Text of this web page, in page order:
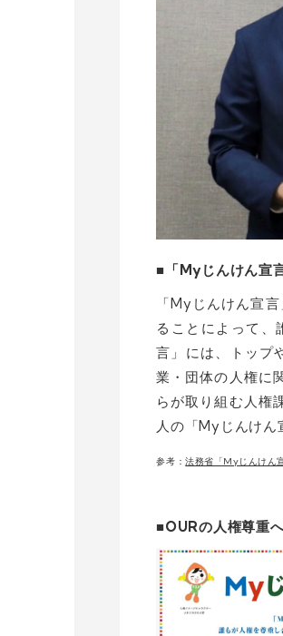
■「Myじんけん宣
「Myじんけん宣
ることによって、
言」には、トップ
業・団体の人権に
らが取り組む人権
人の「Myじんけん
参考：法務省「Myじんけん
■OURの人権尊重